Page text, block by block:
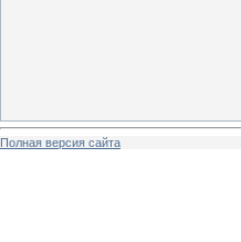
Полная версия сайта